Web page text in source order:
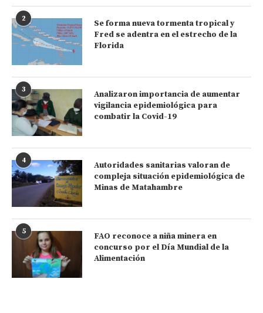
2
Se forma nueva tormenta tropical y
Fred se adentra en el estrecho de la
Florida
3
Analizaron importancia de aumentar
vigilancia epidemiológica para
combatir la Covid-19
4
Autoridades sanitarias valoran de
compleja situación epidemiológica de
Minas de Matahambre
5
FAO reconoce a niña minera en
concurso por el Día Mundial de la
Alimentación